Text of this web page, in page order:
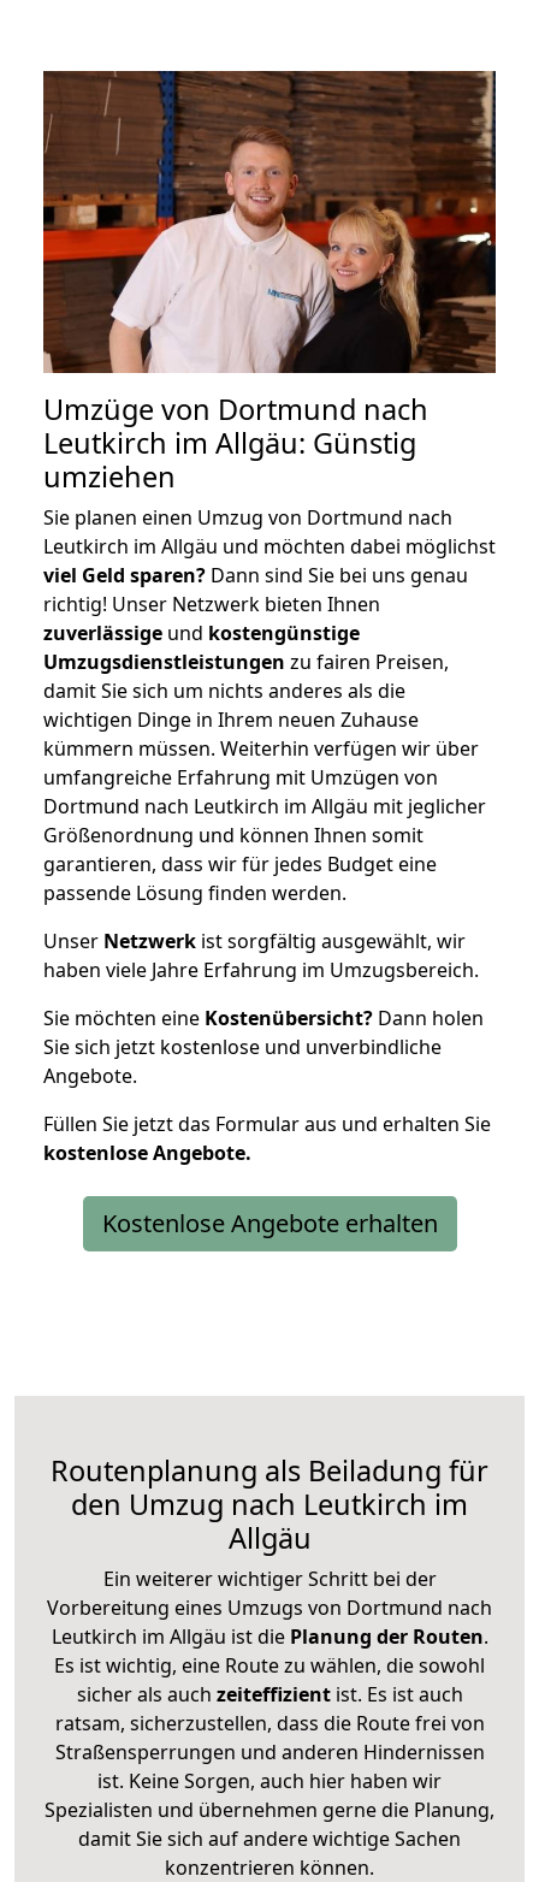
Umzüge von Dortmund nach
Leutkirch im Allgäu: Günstig
umziehen
Sie planen einen Umzug von Dortmund nach
Leutkirch im Allgäu und möchten dabei möglichst
viel Geld sparen? Dann sind Sie bei uns genau
richtig! Unser Netzwerk bieten Ihnen
zuverlässige und kostengünstige
Umzugsdienstleistungen zu fairen Preisen,
damit Sie sich um nichts anderes als die
wichtigen Dinge in Ihrem neuen Zuhause
kümmern müssen. Weiterhin verfügen wir über
umfangreiche Erfahrung mit Umzügen von
Dortmund nach Leutkirch im Allgäu mit jeglicher
Größenordnung und können Ihnen somit
garantieren, dass wir für jedes Budget eine
passende Lösung finden werden.
Unser Netzwerk ist sorgfältig ausgewählt, wir
haben viele Jahre Erfahrung im Umzugsbereich.
Sie möchten eine Kostenübersicht? Dann holen
Sie sich jetzt kostenlose und unverbindliche
Angebote.
Füllen Sie jetzt das Formular aus und erhalten Sie
kostenloseAngebote.
Kostenlose Angebote erhalten
Routenplanung als Beiladung für
den Umzug nach Leutkirch im
Allgäu
Ein weiterer wichtiger Schritt bei der
Vorbereitung eines Umzugs von Dortmund nach
Leutkirch im Allgäu ist diePlanung der Routen.
Es ist wichtig, eine Route zu wählen, die sowohl
sicher als auch zeiteffizientist. Es ist auch
ratsam, sicherzustellen, dass die Route frei von
Straßensperrungen und anderen Hindernissen
ist. Keine Sorgen, auch hier haben wir
Spezialisten und übernehmen gerne die Planung,
damit Sie sich auf andere wichtige Sachen
konzentrieren können.